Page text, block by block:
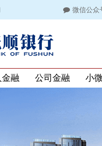
微信公众
融 公司金融 小